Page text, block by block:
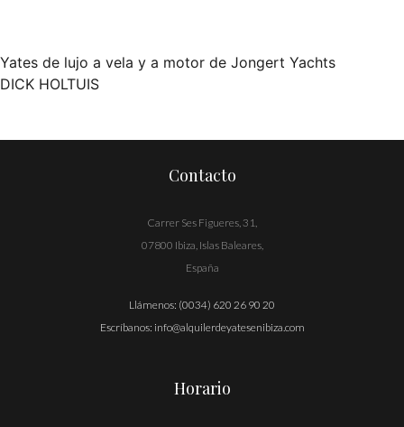
Navegación
entradas
Yates de lujo a vela y a motor de Jongert Yachts
DICK HOLTUIS
Contacto
Carrer Ses Figueres, 31,
07800 Ibiza, Islas Baleares,
España
Llámenos: (0034) 620 26 90 20
Escríbanos: info@alquilerdeyatesenibiza.com
Horario